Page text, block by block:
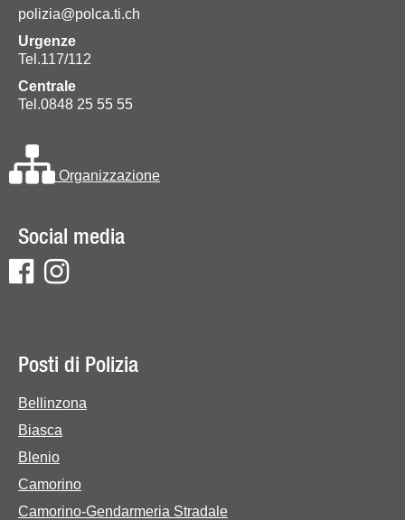
polizia@polca.ti.ch
Urgenze
Tel.117/112
Centrale
Tel.0848 25 55 55
Organizzazione
Social media
Posti di Polizia
Bellinzona
Biasca
Blenio
Camorino
Camorino-Gendarmeria Stradale